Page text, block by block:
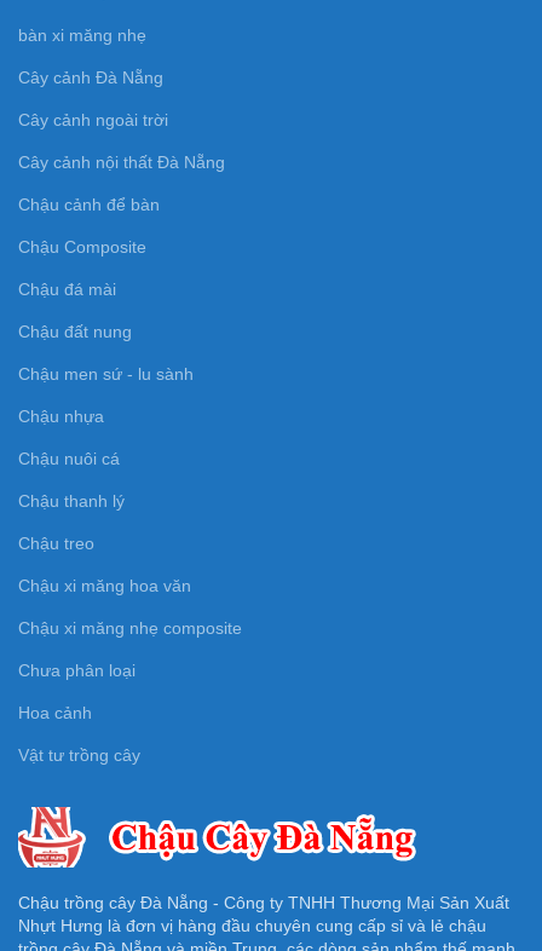
bàn xi măng nhẹ
Cây cảnh Đà Nẵng
Cây cảnh ngoài trời
Cây cảnh nội thất Đà Nẵng
Chậu cảnh để bàn
Chậu Composite
Chậu đá mài
Chậu đất nung
Chậu men sứ - lu sành
Chậu nhựa
Chậu nuôi cá
Chậu thanh lý
Chậu treo
Chậu xi măng hoa văn
Chậu xi măng nhẹ composite
Chưa phân loại
Hoa cảnh
Vật tư trồng cây
Chậu trồng cây Đà Nẵng - Công ty TNHH Thương Mại Sản Xuất
Nhựt Hưng là đơn vị hàng đầu chuyên cung cấp sỉ và lẻ chậu